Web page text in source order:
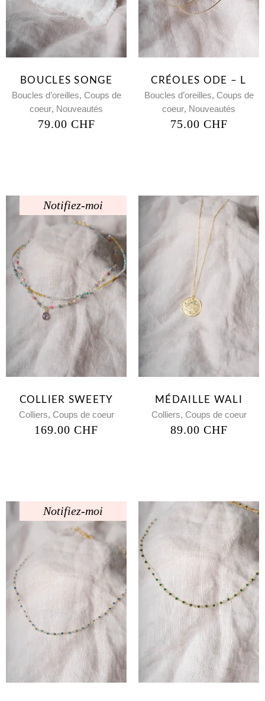
BOUCLES SONGE
Boucles d’oreilles, Coups de
coeur, Nouveautés
79.00 CHF
CRÉOLES ODE – L
Boucles d’oreilles, Coups de
coeur, Nouveautés
75.00 CHF
Notifiez-moi
COLLIER SWEETY
Colliers, Coups de coeur
169.00 CHF
MÉDAILLE WALI
Colliers, Coups de coeur
89.00 CHF
Notifiez-moi